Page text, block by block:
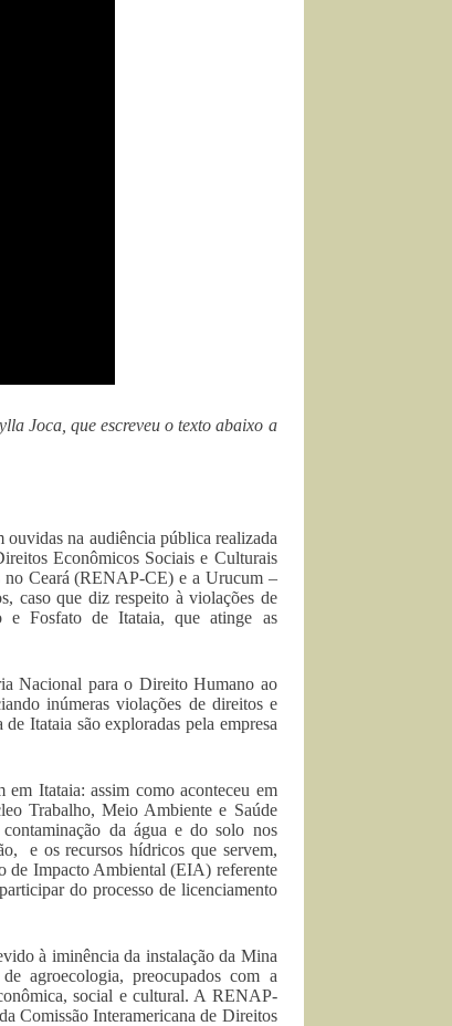
Joca, que escreveu o texto abaixo a
ouvidas na audiência pública realizada
Econômicos Sociais e Culturais
no Ceará (RENAP-CE) e a Urucum –
caso que diz respeito à violações de
e Fosfato de Itataia, que atinge as
Nacional para o Direito Humano ao
inúmeras violações de direitos e
Itataia são exploradas pela empresa
em Itataia: assim como aconteceu em
Trabalho, Meio Ambiente e Saúde
da água e do solo nos
e os recursos hídricos que servem,
de Impacto Ambiental (EIA) referente
do processo de licenciamento
à iminência da instalação da Mina
agroecologia, preocupados com a
social e cultural. A RENAP-
Comissão Interamericana de Direitos